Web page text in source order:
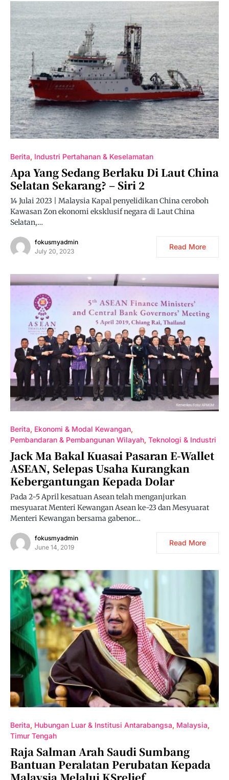
Berita Industri Pertahanan & Keselamatan
Apa Yang Sedang Berlaku Di Laut China
Selatan Sekarang? – Siri 2
14 Julai 2023 | Malaysia Kapal penyelidikan China ceroboh
Kawasan Zon ekonomi eksklusif negara di Laut China
Selatan,…
fokusmyadmin
July 20, 2023
Read More
Berita Ekonomi & Modal Kewangan
Pembandaran & Pembangunan Wilayah Teknologi & Industri
Jack Ma Bakal Kuasai Pasaran E-Wallet
ASEAN, Selepas Usaha Kurangkan
Kebergantungan Kepada Dolar
Pada 2-5 April kesatuan Asean telah menganjurkan
mesyuarat Menteri Kewangan Asean ke-23 dan Mesyuarat
Menteri Kewangan bersama gabenor…
fokusmyadmin
June 14, 2019
Read More
Berita Hubungan Luar & Institusi Antarabangsa Malaysia
Timur Tengah
Raja Salman Arah Saudi Sumbang
Bantuan Peralatan Perubatan Kepada